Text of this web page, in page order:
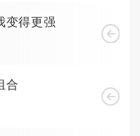
变得更强
合